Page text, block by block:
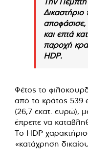
Δικαστήριο
και επτά
παροχή
HDP.
Φέτος το
από το κράτος 539
(26,7 εκατ. ευρώ),
έπρεπε να
Το HDP
«κατάχρηση